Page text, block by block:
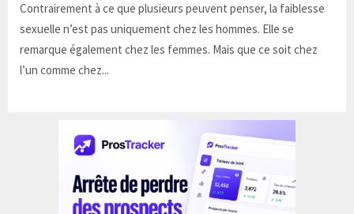
Contrairement à ce que plusieurs peuvent penser, la faiblesse
sexuelle n’est pas uniquement chez les hommes. Elle se
remarque également chez les femmes. Mais que ce soit chez
l’un comme chez...